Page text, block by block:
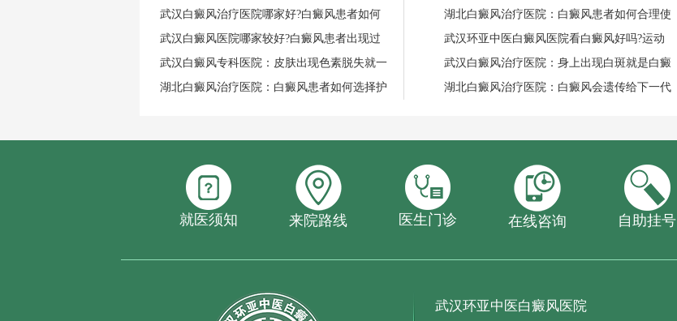
武汉白癜风治疗医院哪家好?白癜风患者如何
武汉白癜风医院哪家较好?白癜风患者出现过
武汉白癜风专科医院：皮肤出现色素脱失就一
湖北白癜风治疗医院：白癜风患者如何选择护
湖北白癜风治疗医院：白癜风患者如何合理使
武汉环亚中医白癜风医院看白癜风好吗?运动
武汉白癜风治疗医院：身上出现白斑就是白癜
湖北白癜风治疗医院：白癜风会遗传给下一代
就医须知 来院路线 医生门诊 在线咨询 自助挂号
武汉环亚中医白癜风医院